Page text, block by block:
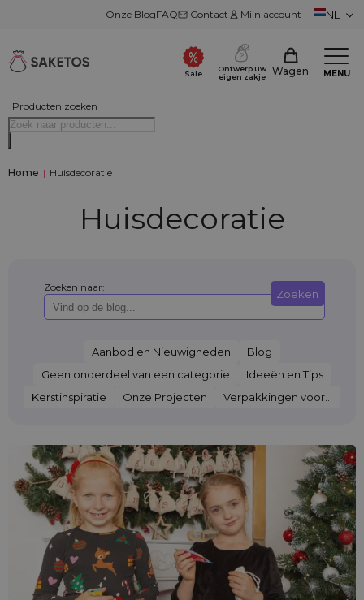
Onze BlogFAQ Contact Mijn account NL
Producten zoeken
Sale
Ontwerp uw
eigen zakje
Wagen MENU
Home | Huisdecoratie
Huisdecoratie
Zoeken naar: Zoeken
Aanbod en Nieuwigheden
Blog
Geen onderdeel van een categorie
Ideeën en Tips
Kerstinspiratie
Onze Projecten Verpakkingen voor...